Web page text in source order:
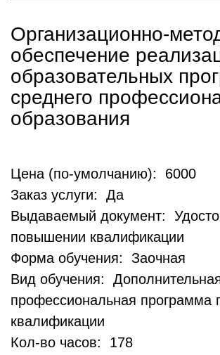
Организационно-
обеспечение
образовательных
среднего
образования
Цена (по-умолчанию): 6000
Заказ услуги: Да
Выдаваемый документ:
повышении квалификации
Форма обучения: Заочная
Вид обучения:
профессиональная программа
квалификации
Кол-во часов: 178